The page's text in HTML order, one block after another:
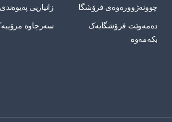
چوونەژوورەوەی فرۆشگا
دەمەوێت فرۆشگایەک
بکەمەوە
زانیاریی په‌یوه‌ندی
سەرچاوە